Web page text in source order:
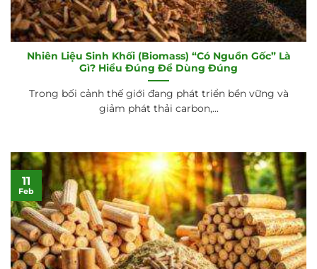
Nhiên Liệu Sinh Khối (Biomass) “Có Nguồn Gốc” Là
Gì? Hiểu Đúng Để Dùng Đúng
Trong bối cảnh thế giới đang phát triển bền vững và
giảm phát thải carbon,...
11
Feb